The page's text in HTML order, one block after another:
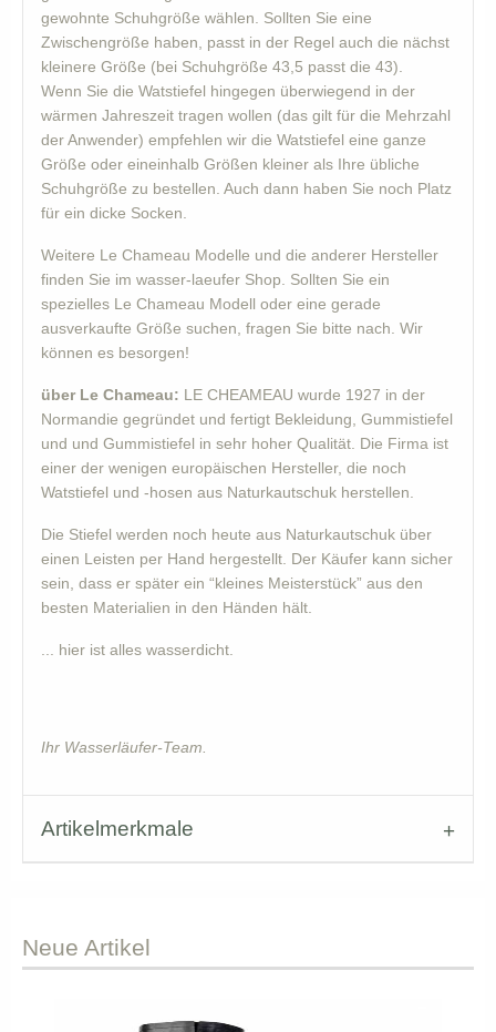
gewohnte Schuhgröße wählen. Sollten Sie eine
Zwischengröße haben, passt in der Regel auch die nächst
kleinere Größe (bei Schuhgröße 43,5 passt die 43).
Wenn Sie die Watstiefel hingegen überwiegend in der
wärmen Jahreszeit tragen wollen (das gilt für die Mehrzahl
der Anwender) empfehlen wir die Watstiefel eine ganze
Größe oder eineinhalb Größen kleiner als Ihre übliche
Schuhgröße zu bestellen. Auch dann haben Sie noch Platz
für ein dicke Socken.
Weitere Le Chameau Modelle und die anderer Hersteller
finden Sie im wasser-laeufer Shop. Sollten Sie ein
spezielles Le Chameau Modell oder eine gerade
ausverkaufte Größe suchen, fragen Sie bitte nach. Wir
können es besorgen!
über Le Chameau: LE CHEAMEAU wurde 1927 in der
Normandie gegründet und fertigt Bekleidung, Gummistiefel
und und Gummistiefel in sehr hoher Qualität. Die Firma ist
einer der wenigen europäischen Hersteller, die noch
Watstiefel und -hosen aus Naturkautschuk herstellen.
Die Stiefel werden noch heute aus Naturkautschuk über
einen Leisten per Hand hergestellt. Der Käufer kann sicher
sein, dass er später ein “kleines Meisterstück” aus den
besten Materialien in den Händen hält.
... hier ist alles wasserdicht.
Ihr Wasserläufer-Team.
Artikelmerkmale
Neue Artikel